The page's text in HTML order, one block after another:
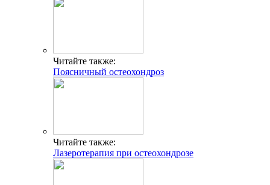
Читайте также:
Поясничный остеохондроз
Читайте также:
Лазеротерапия при остеохондрозе